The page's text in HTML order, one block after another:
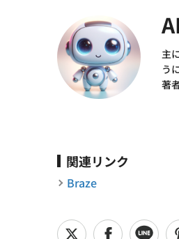
主
う
著
関連リンク
Braze